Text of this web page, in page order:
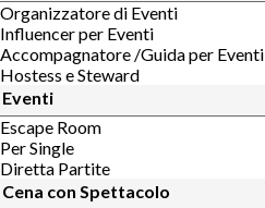
Organizzatore di Eventi
Influencer per Eventi
Accompagnatore /Guida per Eventi
Hostess e Steward
Eventi
Escape Room
Per Single
Diretta Partite
Cena con Spettacolo